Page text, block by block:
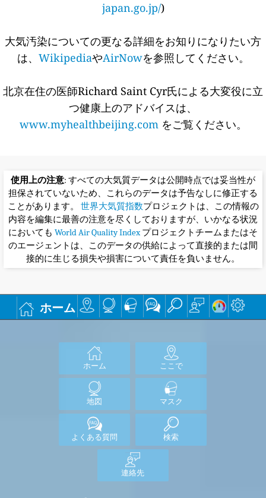
japan.go.jp/)
大気汚染についての更なる詳細をお知りになりたい方
は、 WikipediaやAirNowを参照してください。
北京在住の医師Richard Saint Cyr氏による大変役に立
つ健康上のアドバイスは、
www.myhealthbeijing.com をご覧ください。
使用上の注意: すべての大気質データは公開時点では妥当性が
担保されていないため、これらのデータは予告なしに修正する
ことがあります。 世界大気質指数プロジェクトは、この情報の
内容を編集に最善の注意を尽くしておりますが、いかなる状況
においても World Air Quality Indexプロジェクトチームまたはそ
のエージェントは、このデータの供給によって直接的または間
接的に生じる損失や損害について責任を負いません。
ホーム
ホーム ここで
地図 マスク
よくある質問 検索
連絡先